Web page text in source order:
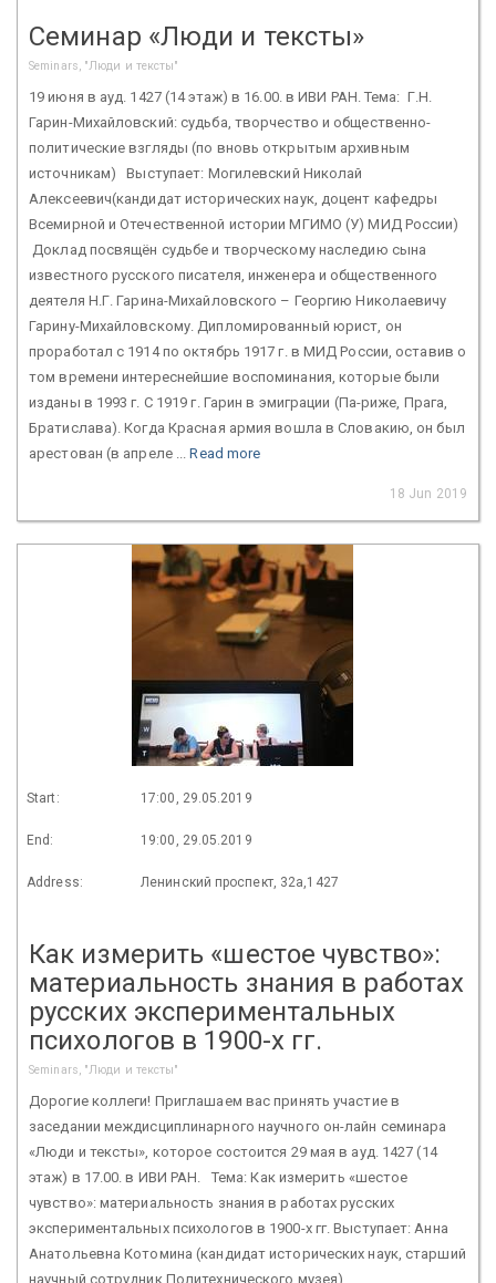
Семинар «Люди и тексты»
Seminars, "Люди и тексты"
19 июня в ауд. 1427 (14 этаж) в 16.00. в ИВИ РАН. Тема: Г.Н.
Гарин-Михайловский: судьба, творчество и общественно-
политические взгляды (по вновь открытым архивным
источникам) Выступает: Могилевский Николай
Алексеевич(кандидат исторических наук, доцент кафедры
Всемирной и Отечественной истории МГИМО (У) МИД России)
Доклад посвящён судьбе и творческому наследию сына
известного русского писателя, инженера и общественного
деятеля Н.Г. Гарина-Михайловского – Георгию Николаевичу
Гарину-Михайловскому. Дипломированный юрист, он
проработал с 1914 по октябрь 1917 г. в МИД России, оставив о
том времени интереснейшие воспоминания, которые были
изданы в 1993 г. С 1919 г. Гарин в эмиграции (Па-риже, Прага,
Братислава). Когда Красная армия вошла в Словакию, он был
арестован (в апреле ...Read more
18 Jun 2019
Start: 17:00, 29.05.2019
End: 19:00, 29.05.2019
Address: Ленинский проспект, 32а,1427
Как измерить «шестое чувство»:
материальность знания в работах
русских экспериментальных
психологов в 1900-х гг.
Seminars, "Люди и тексты"
Дорогие коллеги! Приглашаем вас принять участие в
заседании междисциплинарного научного он-лайн семинара
«Люди и тексты», которое состоится 29 мая в ауд. 1427 (14
этаж) в 17.00. в ИВИ РАН. Тема: Как измерить «шестое
чувство»: материальность знания в работах русских
экспериментальных психологов в 1900-х гг. Выступает: Анна
Анатольевна Котомина (кандидат исторических наук, старший
научный сотрудник Политехнического музея)